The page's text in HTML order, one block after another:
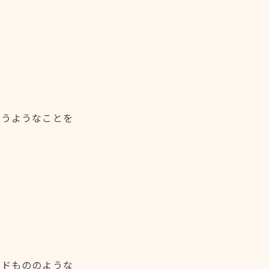
ようなことを
もののような